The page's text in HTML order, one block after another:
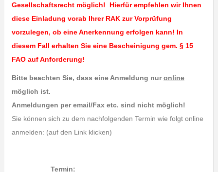
Gesellschaftsrecht möglich! Hierfür empfehlen wir Ihnen
diese Einladung vorab Ihrer RAK zur Vorprüfung
vorzulegen, ob eine Anerkennung erfolgen kann! In
diesem Fall erhalten Sie eine Bescheinigung gem. § 15
FAO auf Anforderung!
Bitte beachten Sie, dass eine Anmeldung nuronline
möglich ist.
Anmeldungen per email/Fax etc. sind nicht möglich!
Sie können sich zu dem nachfolgenden Termin wie folgt online
anmelden: (auf den Link klicken)
Termin: